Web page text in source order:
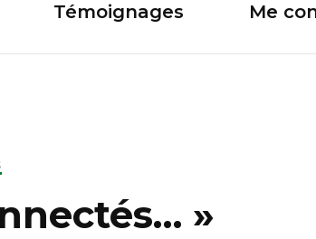
Témoignages Me
»